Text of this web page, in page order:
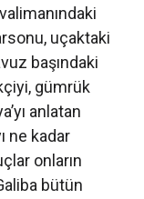
uçaktaki
başındaki
gümrük
anlatan
ne kadar
onların
bütün